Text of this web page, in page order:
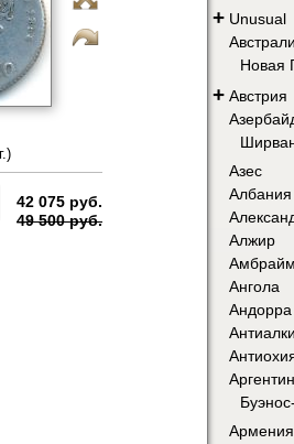
42 075 руб.
49 500 руб.
+ Unusual
Новая
+ Австрия
Азес
Албания
Алжир
Амбрайм.
Ангола
Андорра
Армения